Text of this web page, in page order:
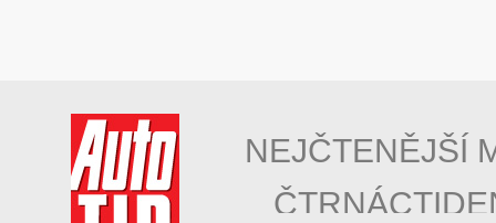
NEJČTENĚJŠÍ